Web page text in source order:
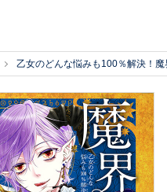
乙女のどんな悩みも100％解決！